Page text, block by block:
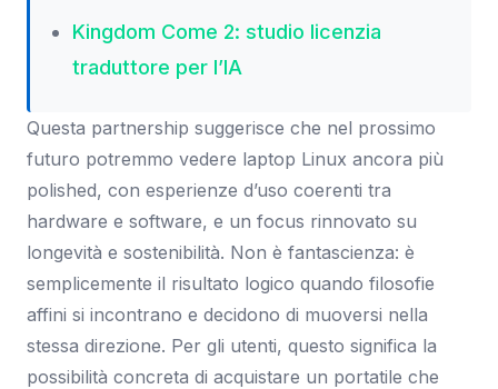
Kingdom Come 2: studio licenzia
traduttore per l’IA
Questa partnership suggerisce che nel prossimo
futuro potremmo vedere laptop Linux ancora più
polished, con esperienze d’uso coerenti tra
hardware e software, e un focus rinnovato su
longevità e sostenibilità. Non è fantascienza: è
semplicemente il risultato logico quando filosofie
affini si incontrano e decidono di muoversi nella
stessa direzione. Per gli utenti, questo significa la
possibilità concreta di acquistare un portatile che